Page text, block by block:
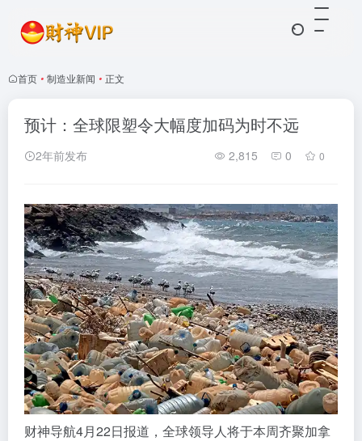
首页 • 制造业新闻 • 正文
预计：全球限塑令大幅度加码为时不远
2年前发布 2,815 0 0
财神导航4月22日报道，全球领导人将于本周齐聚加拿